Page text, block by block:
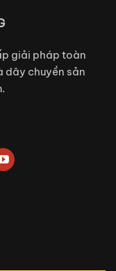
giải pháp toàn
dây chuyền sản